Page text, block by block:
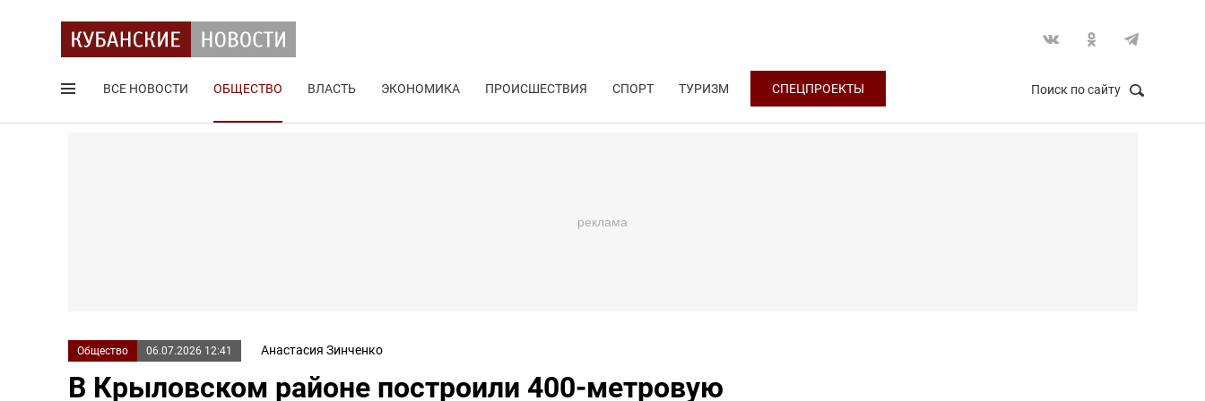
ВСЕ НОВОСТИ ОБЩЕСТВО ВЛАСТЬ ЭКОНОМИКА ПРОИСШЕСТВИЯ СПОРТ ТУРИЗМ СПЕЦПРОЕКТЫ Поиск по сайту
Общество 06.07.2026 12:41 Анастасия Зинченко
В Крыловском районе построили 400-метровую